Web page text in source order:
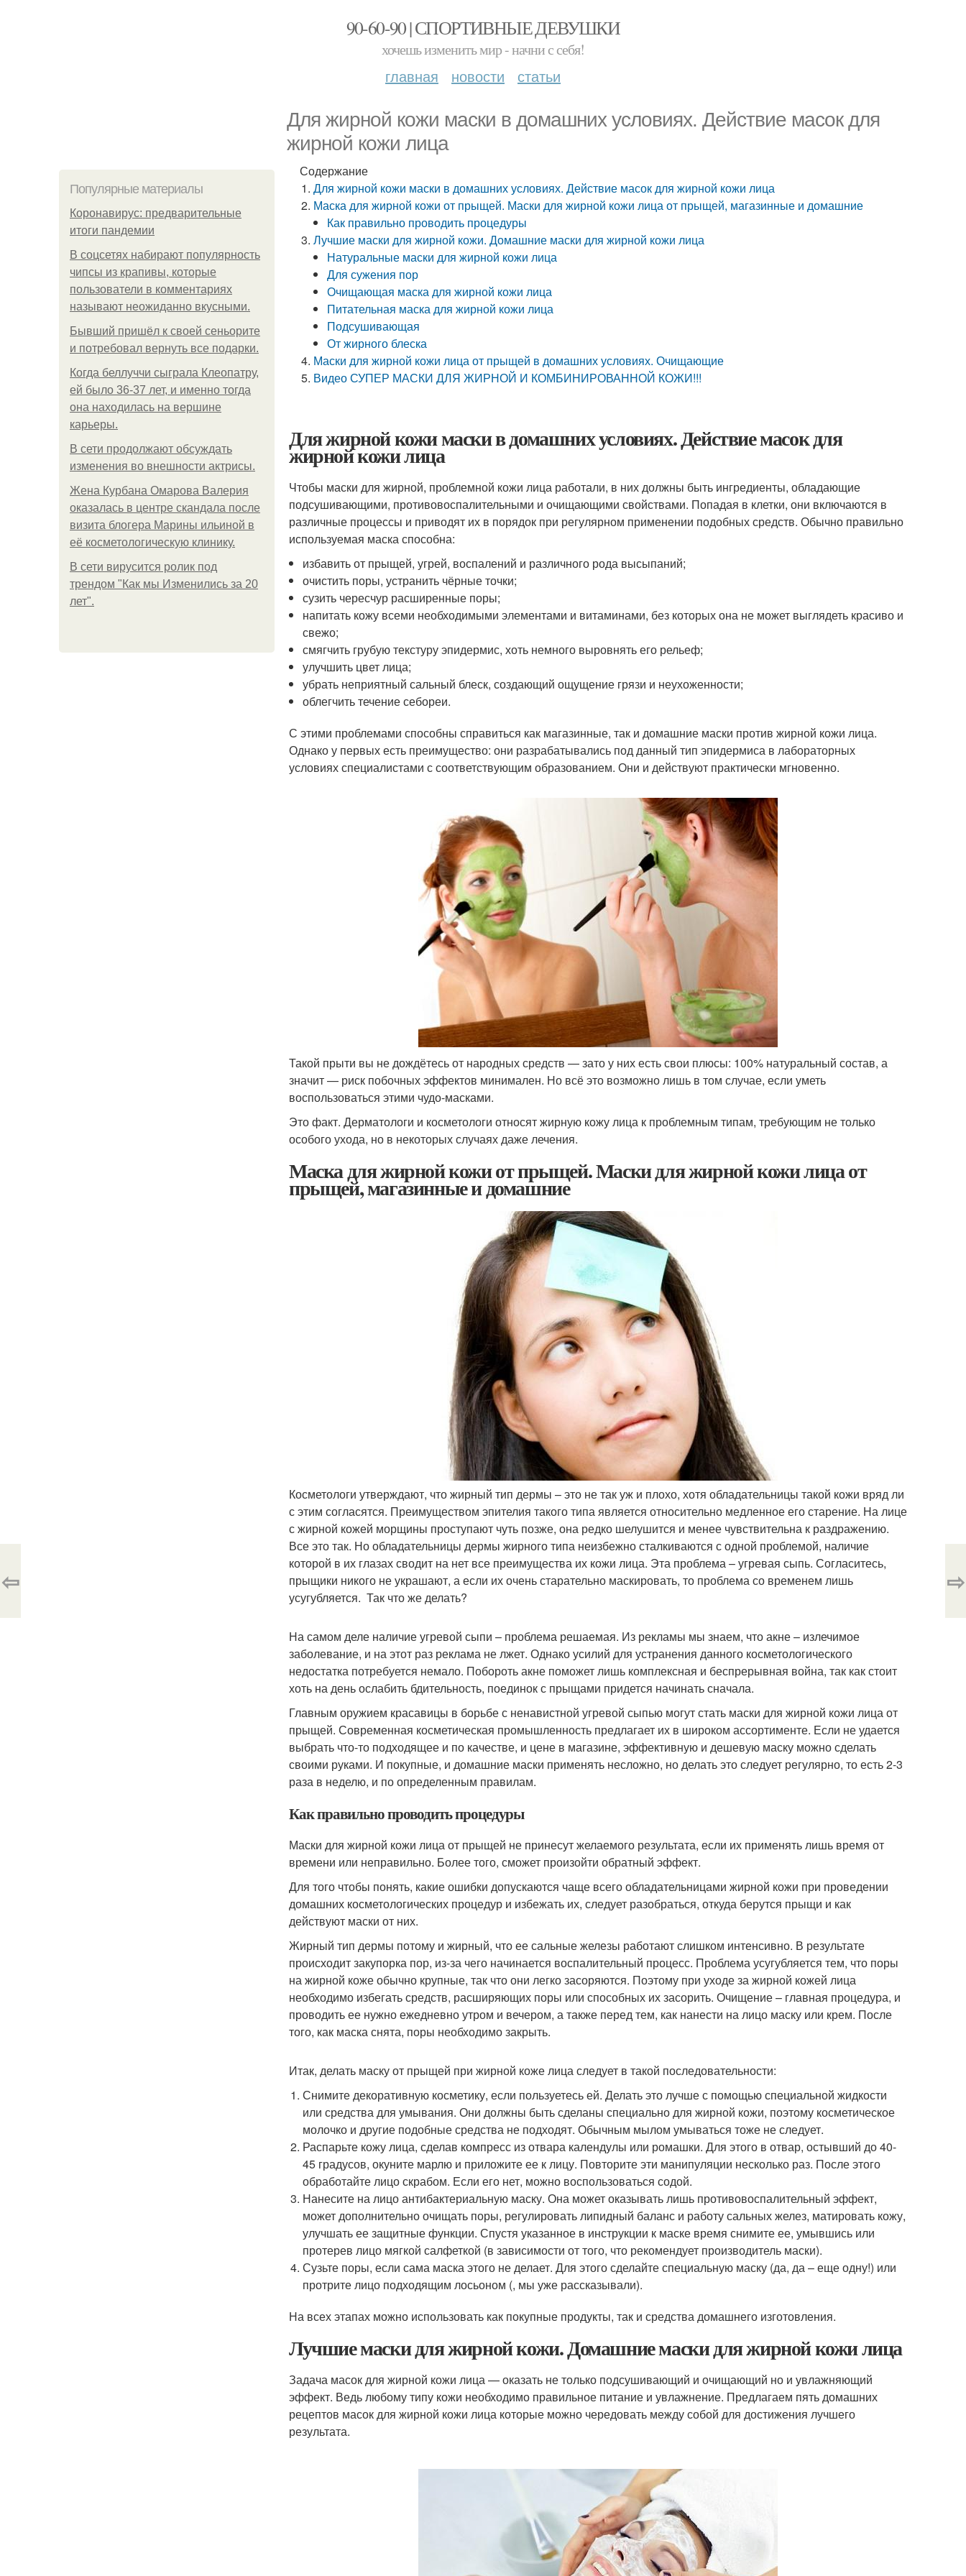
90-60-90 | СПОРТИВНЫЕ ДЕВУШКИ
хочешь изменить мир - начни с себя!
главная новости статьи
Для жирной кожи маски в домашних условиях. Действие масок для
жирной кожи лица
Популярные материалы
Коронавирус: предварительные
итоги пандемии
В соцсетях набирают популярность
чипсы из крапивы, которые
пользователи в комментариях
называют неожиданно вкусными.
Бывший пришёл к своей сеньорите
и потребовал вернуть все подарки.
Когда беллуччи сыграла Клеопатру,
ей было 36-37 лет, и именно тогда
она находилась на вершине
карьеры.
В сети продолжают обсуждать
изменения во внешности актрисы.
Жена Курбана Омарова Валерия
оказалась в центре скандала после
визита блогера Марины ильиной в
её косметологическую клинику.
В сети вирусится ролик под
трендом "Как мы Изменились за 20
лет".
Содержание
Для жирной кожи маски в домашних условиях. Действие масок для жирной кожи лица
Маска для жирной кожи от прыщей. Маски для жирной кожи лица от прыщей, магазинные и домашние
Как правильно проводить процедуры
Лучшие маски для жирной кожи. Домашние маски для жирной кожи лица
Натуральные маски для жирной кожи лица
Для сужения пор
Очищающая маска для жирной кожи лица
Питательная маска для жирной кожи лица
Подсушивающая
От жирного блеска
Маски для жирной кожи лица от прыщей в домашних условиях. Очищающие
Видео СУПЕР МАСКИ ДЛЯ ЖИРНОЙ И КОМБИНИРОВАННОЙ КОЖИ!!!
Для жирной кожи маски в домашних условиях. Действие масок для
жирной кожи лица
Чтобы маски для жирной, проблемной кожи лица работали, в них должны быть ингредиенты, обладающие
подсушивающими, противовоспалительными и очищающими свойствами. Попадая в клетки, они включаются в
различные процессы и приводят их в порядок при регулярном применении подобных средств. Обычно правильно
используемая маска способна:
избавить от прыщей, угрей, воспалений и различного рода высыпаний;
очистить поры, устранить чёрные точки;
сузить чересчур расширенные поры;
напитать кожу всеми необходимыми элементами и витаминами, без которых она не может выглядеть красиво и
свежо;
смягчить грубую текстуру эпидермис, хоть немного выровнять его рельеф;
улучшить цвет лица;
убрать неприятный сальный блеск, создающий ощущение грязи и неухоженности;
облегчить течение себореи.
С этими проблемами способны справиться как магазинные, так и домашние маски против жирной кожи лица.
Однако у первых есть преимущество: они разрабатывались под данный тип эпидермиса в лабораторных
условиях специалистами с соответствующим образованием. Они и действуют практически мгновенно.
Такой прыти вы не дождётесь от народных средств — зато у них есть свои плюсы: 100% натуральный состав, а
значит — риск побочных эффектов минимален. Но всё это возможно лишь в том случае, если уметь
воспользоваться этими чудо-масками.
Это факт. Дерматологи и косметологи относят жирную кожу лица к проблемным типам, требующим не только
особого ухода, но в некоторых случаях даже лечения.
Маска для жирной кожи от прыщей. Маски для жирной кожи лица от
прыщей, магазинные и домашние
Косметологи утверждают, что жирный тип дермы – это не так уж и плохо, хотя обладательницы такой кожи вряд ли
с этим согласятся. Преимуществом эпителия такого типа является относительно медленное его старение. На лице
с жирной кожей морщины проступают чуть позже, она редко шелушится и менее чувствительна к раздражению.
Все это так. Но обладательницы дермы жирного типа неизбежно сталкиваются с одной проблемой, наличие
которой в их глазах сводит на нет все преимущества их кожи лица. Эта проблема – угревая сыпь. Согласитесь,
прыщики никого не украшают, а если их очень старательно маскировать, то проблема со временем лишь
усугубляется. Так что же делать?
На самом деле наличие угревой сыпи – проблема решаемая. Из рекламы мы знаем, что акне – излечимое
заболевание, и на этот раз реклама не лжет. Однако усилий для устранения данного косметологического
недостатка потребуется немало. Побороть акне поможет лишь комплексная и беспрерывная война, так как стоит
хоть на день ослабить бдительность, поединок с прыщами придется начинать сначала.
Главным оружием красавицы в борьбе с ненавистной угревой сыпью могут стать маски для жирной кожи лица от
прыщей. Современная косметическая промышленность предлагает их в широком ассортименте. Если не удается
выбрать что-то подходящее и по качестве, и цене в магазине, эффективную и дешевую маску можно сделать
своими руками. И покупные, и домашние маски применять несложно, но делать это следует регулярно, то есть 2-3
раза в неделю, и по определенным правилам.
Как правильно проводить процедуры
Маски для жирной кожи лица от прыщей не принесут желаемого результата, если их применять лишь время от
времени или неправильно. Более того, сможет произойти обратный эффект.
Для того чтобы понять, какие ошибки допускаются чаще всего обладательницами жирной кожи при проведении
домашних косметологических процедур и избежать их, следует разобраться, откуда берутся прыщи и как
действуют маски от них.
Жирный тип дермы потому и жирный, что ее сальные железы работают слишком интенсивно. В результате
происходит закупорка пор, из-за чего начинается воспалительный процесс. Проблема усугубляется тем, что поры
на жирной коже обычно крупные, так что они легко засоряются. Поэтому при уходе за жирной кожей лица
необходимо избегать средств, расширяющих поры или способных их засорить. Очищение – главная процедура, и
проводить ее нужно ежедневно утром и вечером, а также перед тем, как нанести на лицо маску или крем. После
того, как маска снята, поры необходимо закрыть.
Итак, делать маску от прыщей при жирной коже лица следует в такой последовательности:
Снимите декоративную косметику, если пользуетесь ей. Делать это лучше с помощью специальной жидкости
или средства для умывания. Они должны быть сделаны специально для жирной кожи, поэтому косметическое
молочко и другие подобные средства не подходят. Обычным мылом умываться тоже не следует.
Распарьте кожу лица, сделав компресс из отвара календулы или ромашки. Для этого в отвар, остывший до 40-
45 градусов, окуните марлю и приложите ее к лицу. Повторите эти манипуляции несколько раз. После этого
обработайте лицо скрабом. Если его нет, можно воспользоваться содой.
Нанесите на лицо антибактериальную маску. Она может оказывать лишь противовоспалительный эффект,
может дополнительно очищать поры, регулировать липидный баланс и работу сальных желез, матировать кожу,
улучшать ее защитные функции. Спустя указанное в инструкции к маске время снимите ее, умывшись или
протерев лицо мягкой салфеткой (в зависимости от того, что рекомендует производитель маски).
Сузьте поры, если сама маска этого не делает. Для этого сделайте специальную маску (да, да – еще одну!) или
протрите лицо подходящим лосьоном (, мы уже рассказывали).
На всех этапах можно использовать как покупные продукты, так и средства домашнего изготовления.
Лучшие маски для жирной кожи. Домашние маски для жирной кожи лица
Задача масок для жирной кожи лица — оказать не только подсушивающий и очищающий но и увлажняющий
эффект. Ведь любому типу кожи необходимо правильное питание и увлажнение. Предлагаем пять домашних
рецептов масок для жирной кожи лица которые можно чередовать между собой для достижения лучшего
результата.
⇦ ⇨